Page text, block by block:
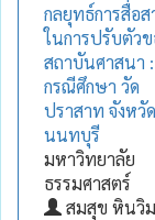
กลยุทธ์การสื่อส
ในการปรับตัวข
สถาบันศาสนา :
กรณีศึกษา วัด
ปราสาท จังหวัด
นนทบุรี
มหาวิทยาลัย
ธรรมศาสตร์
สมสุข หินวิ